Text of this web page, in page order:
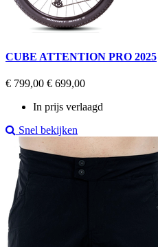
CUBE ATTENTION PRO 2025
Regular
€ 799,00 Prijs
€ 699,00
In prijs verlaagd
Snel bekijken